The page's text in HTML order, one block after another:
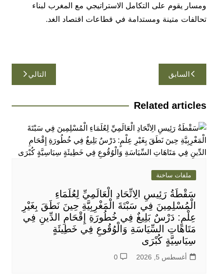
ومسار يقوم على التكامل الاستراتيجي مع المغرب لبناء
تحالفات متينة ومستدامة في قطاعات اقتصاد الغد.
تصفّح
المقالات
السابق التالي
Related articles
ملفات ساخنة
سَقْطَةُ رَئِيسِ الِاتِّحَادِ الْعَالَمِيِّ لِعُلَمَاءِ
الْمُسْلِمِينَ فِي سَبْتَةَ الْمَغْرِبِيَّةِ حِينَ نَطَقَ بِغَيْرِ
عِلْمٍ: دَرْسٌ بَلِيغٌ فِي خُطُورَةِ إِقْحَامِ الدِّينِ فِي
مَتَاهَاتِ السِّيَاسَةِ وَالْوُقُوعِ فِي خَطِيئَةٍ
سِيَاسِيَّةٍ كُبْرَى
أغسطس 5, 2026 0